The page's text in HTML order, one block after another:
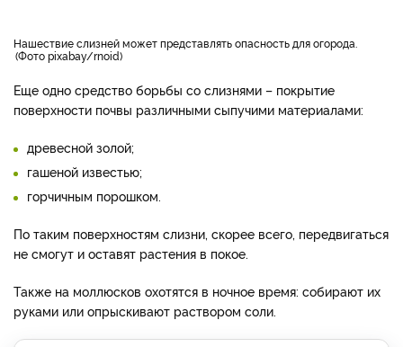
нашествие слизней может представлять опасность для огорода.
Фото pixabay/rnoid
Еще одно средство борьбы со слизнями – покрытие
поверхности почвы различными сыпучими материалами:
древесной золой;
гашеной известью;
горчичным порошком.
По таким поверхностям слизни, скорее всего, передвигаться
не смогут и оставят растения в покое.
Также на моллюсков охотятся в ночное время: собирают их
руками или опрыскивают раствором соли.